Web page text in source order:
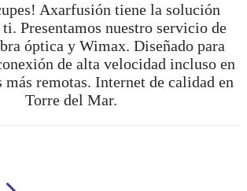
Axarfusión tiene la solución
Presentamos nuestro servicio de
óptica y Wimax. Diseñado para
de alta velocidad incluso en
más remotas. Internet de calidad en
Torre del Mar.